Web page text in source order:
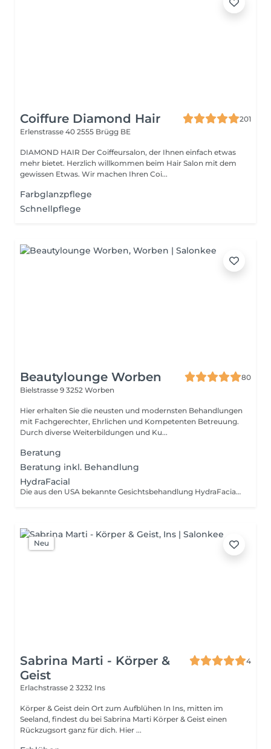
Coiffure Diamond Hair
201
Erlenstrasse 40 2555 Brügg BE
DIAMOND HAIR Der Coiffeursalon, der Ihnen einfach etwas
mehr bietet. Herzlich willkommen beim Hair Salon mit dem
gewissen Etwas. Wir machen Ihren Coi...
Farbglanzpflege
Schnellpflege
Beautylounge Worben
80
Bielstrasse 9 3252 Worben
Hier erhalten Sie die neusten und modernsten Behandlungen
mit Fachgerechter, Ehrlichen und Kompetenten Betreuung.
Durch diverse Weiterbildungen und Ku...
Beratung
Beratung inkl. Behandlung
HydraFacial
Die aus den USA bekannte Gesichtsbehandlung HydraFacial lässt die Haut sofort jünger, strahlender und gesünder wirken. HydraFacial ist so effektiv, da sie Peeling, Tiefenausreinigung und die Pflege mit Antioxidantien, Vitaminen und Hyaluron mit der Wirkung von LED-Licht kombiniert. HydraFacial eignet sich für jeden Hauttyp, jedes Geschlecht und jede Hautfarbe. Sie ist ein wahrer Allrounder, verbessert das Hautbild und kann eingesetzt werden für/gegen: Elastizität & Spannkraft Kleine Falten Hautvitalität Leuchtkraft des Teints Hauttextur Gleichmässigkeit der Hautstruktur Pigmentflecken / Sonnenschäden Ölige Haut, verstopfte Poren, Akne Alterserscheinungen der Haut
Neu
Sabrina Marti - Körper &
Geist
4
Erlachstrasse 2 3232 Ins
Körper & Geist dein Ort zum Aufblühen In Ins, mitten im
Seeland, findest du bei Sabrina Marti Körper & Geist einen
Rückzugsort ganz für dich. Hier ...